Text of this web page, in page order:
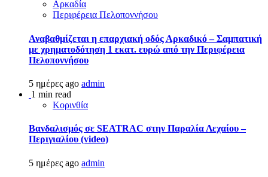
Αρκαδία
Περιφέρεια Πελοποννήσου
Αναβαθμίζεται η επαρχιακή οδός Αρκαδικό – Σαμπατική
με χρηματοδότηση 1 εκατ. ευρώ από την Περιφέρεια
Πελοποννήσου
5 ημέρες ago admin
1 min read
Κορινθία
Βανδαλισμός σε SEATRAC στην Παραλία Λεχαίου –
Περιγιαλίου (video)
5 ημέρες ago admin